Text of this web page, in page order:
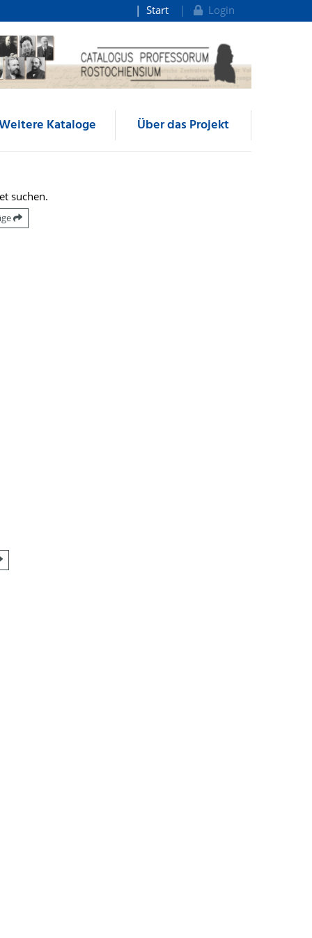
Start Login
Kataloge Über das Projekt
suchen.